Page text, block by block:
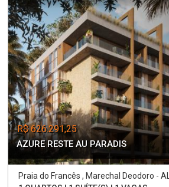
R$ 626.291,25
AZURE RESTE AU PARADIS
Praia do Francês , Marechal Deodoro - AL